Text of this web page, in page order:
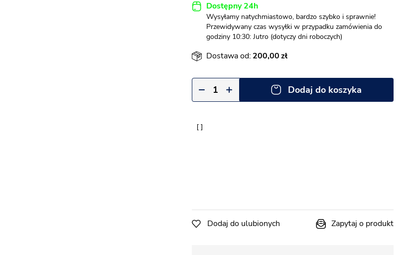
Dostępny 24h
Wysyłamy natychmiastowo, bardzo szybko i sprawnie!
Przewidywany czas wysyłki w przypadku zamówienia do
godziny 10:30: Jutro (dotyczy dni roboczych)
Dostawa od: 200,00
Dodaj do koszyka
Dodaj do ulubionych Zapytaj o produkt